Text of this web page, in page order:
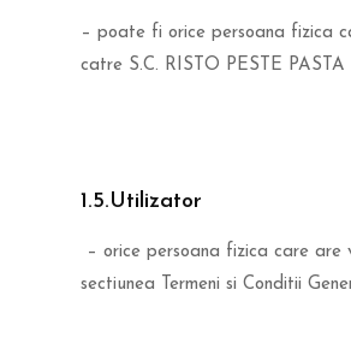
– poate fi orice persoana fizica
catre S.C. RISTO PESTE
1.5.Utilizator
– orice persoana fizica care
sectiunea Termeni si Conditii